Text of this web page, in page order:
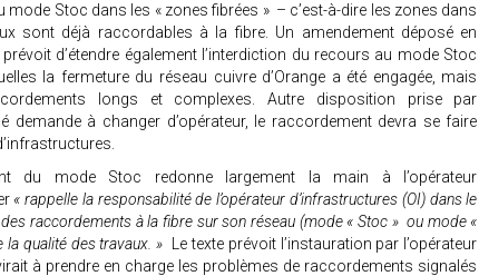
mode Stoc dans les « zones fibrées » – c’est-à-dire les zones dans
sont déjà raccordables à la fibre. Un amendement déposé en
d’étendre également l’interdiction du recours au mode Stoc
la fermeture du réseau cuivre d’Orange a été engagée, mais
longs et complexes. Autre disposition prise par
demande à changer d’opérateur, le raccordement devra se faire
du mode Stoc redonne largement la main à l’opérateur
« rappelle la responsabilité de l’opérateur d’infrastructures (OI) dans le
raccordements à la fibre sur son réseau (mode « Stoc » ou mode «
la qualité des travaux. »
Le texte prévoit l’instauration par l’opérateur
à prendre en charge les problèmes de raccordements signalés